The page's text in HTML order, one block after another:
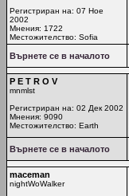
Регистриран на: 07 Ное
2002
Мнения: 1722
Местожителство: Sofia
Върнете се в началото
P E T R O V
mnmlst
Регистриран на: 02 Дек 2002
Мнения: 9090
Местожителство: Earth
Върнете се в началото
maceman
nightWoWalker